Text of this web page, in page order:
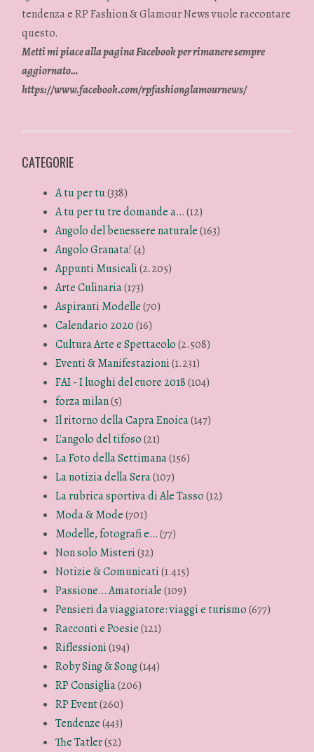
tendenza e RP Fashion & Glamour News vuole raccontare
questo.
Metti mi piace alla pagina Facebook per rimanere sempre
aggiornato…
https://www.facebook.com/rpfashionglamournews/
CATEGORIE
A tu per tu(338)
A tu per tu tre domande a…(12)
Angolo del benessere naturale(163)
Angolo Granata!(4)
Appunti Musicali(2.205)
Arte Culinaria(173)
Aspiranti Modelle(70)
Calendario 2020(16)
Cultura Arte e Spettacolo(2.508)
Eventi & Manifestazioni(1.231)
FAI - I luoghi del cuore 2018(104)
forza milan(5)
Il ritorno della Capra Enoica(147)
L'angolo del tifoso(21)
La Foto della Settimana(156)
La notizia della Sera(107)
La rubrica sportiva di Ale Tasso(12)
Moda & Mode(701)
Modelle, fotografi e…(77)
Non solo Misteri(32)
Notizie & Comunicati(1.415)
Passione… Amatoriale(109)
Pensieri da viaggiatore: viaggi e turismo(677)
Racconti e Poesie(121)
Riflessioni(194)
Roby Sing & Song(144)
RP Consiglia(206)
RP Event(260)
Tendenze(443)
The Tatler(52)